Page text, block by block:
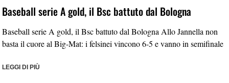
Baseball serie A gold, il Bsc battuto dal Bologna
Baseball serie A gold, il Bsc battuto dal Bologna Allo Jannella non
basta il cuore al Big-Mat: i felsinei vincono 6-5 e vanno in semifinale
LEGGI DI PIÙ